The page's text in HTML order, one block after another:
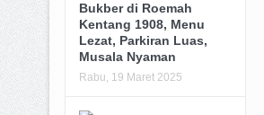
Bukber di Roemah
Kentang 1908, Menu
Lezat, Parkiran Luas,
Musala Nyaman
Rabu, 19 Maret 2025